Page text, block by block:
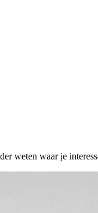
weten waar je